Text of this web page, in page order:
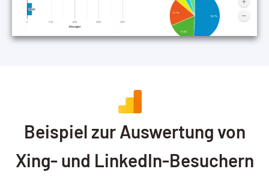
Beispiel zur Auswertung von
Xing- und LinkedIn-Besuchern